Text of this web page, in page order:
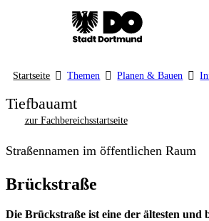
Startseite Themen Planen & Bauen
Tiefbauamt
zur Fachbereichsstartseite
Straßennamen im öffentlichen Raum
Brückstraße
Die Brückstraße ist eine der ältesten und